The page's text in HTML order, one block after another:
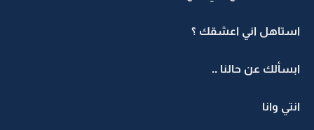
استاهل اني اعشقك ؟
ابسألك عن حالنا ..
انتي وانا